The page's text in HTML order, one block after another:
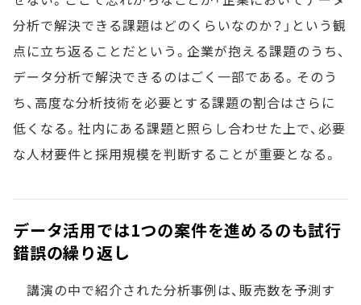
分析で解決できる課題はどのくらいなのか？」という観
点に立ち返ることだという。企業が抱える課題のうち、
データ分析で解決できるのはごく一部である。そのう
ち、高度な分析技術を必要とする課題の割合はさらに
低くなる。社内にある課題と照らし合わせた上で、必要
な人材要件と採用規模を判断することが重要となる。
データ活用では1つの案件を進めるのも試行
錯誤の繰り返し
講演の中で紹介された分析事例は、販売数を予測す